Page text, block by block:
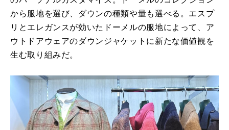
から服地を選び、ダウンの種類や量も選べる。エスプ
リとエレガンスが効いたドーメルの服地によって、ア
ウトドアウェアのダウンジャケットに新たな価値観を
生む取り組みだ。